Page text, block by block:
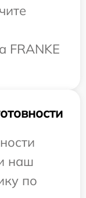
FRANKE
наш
по